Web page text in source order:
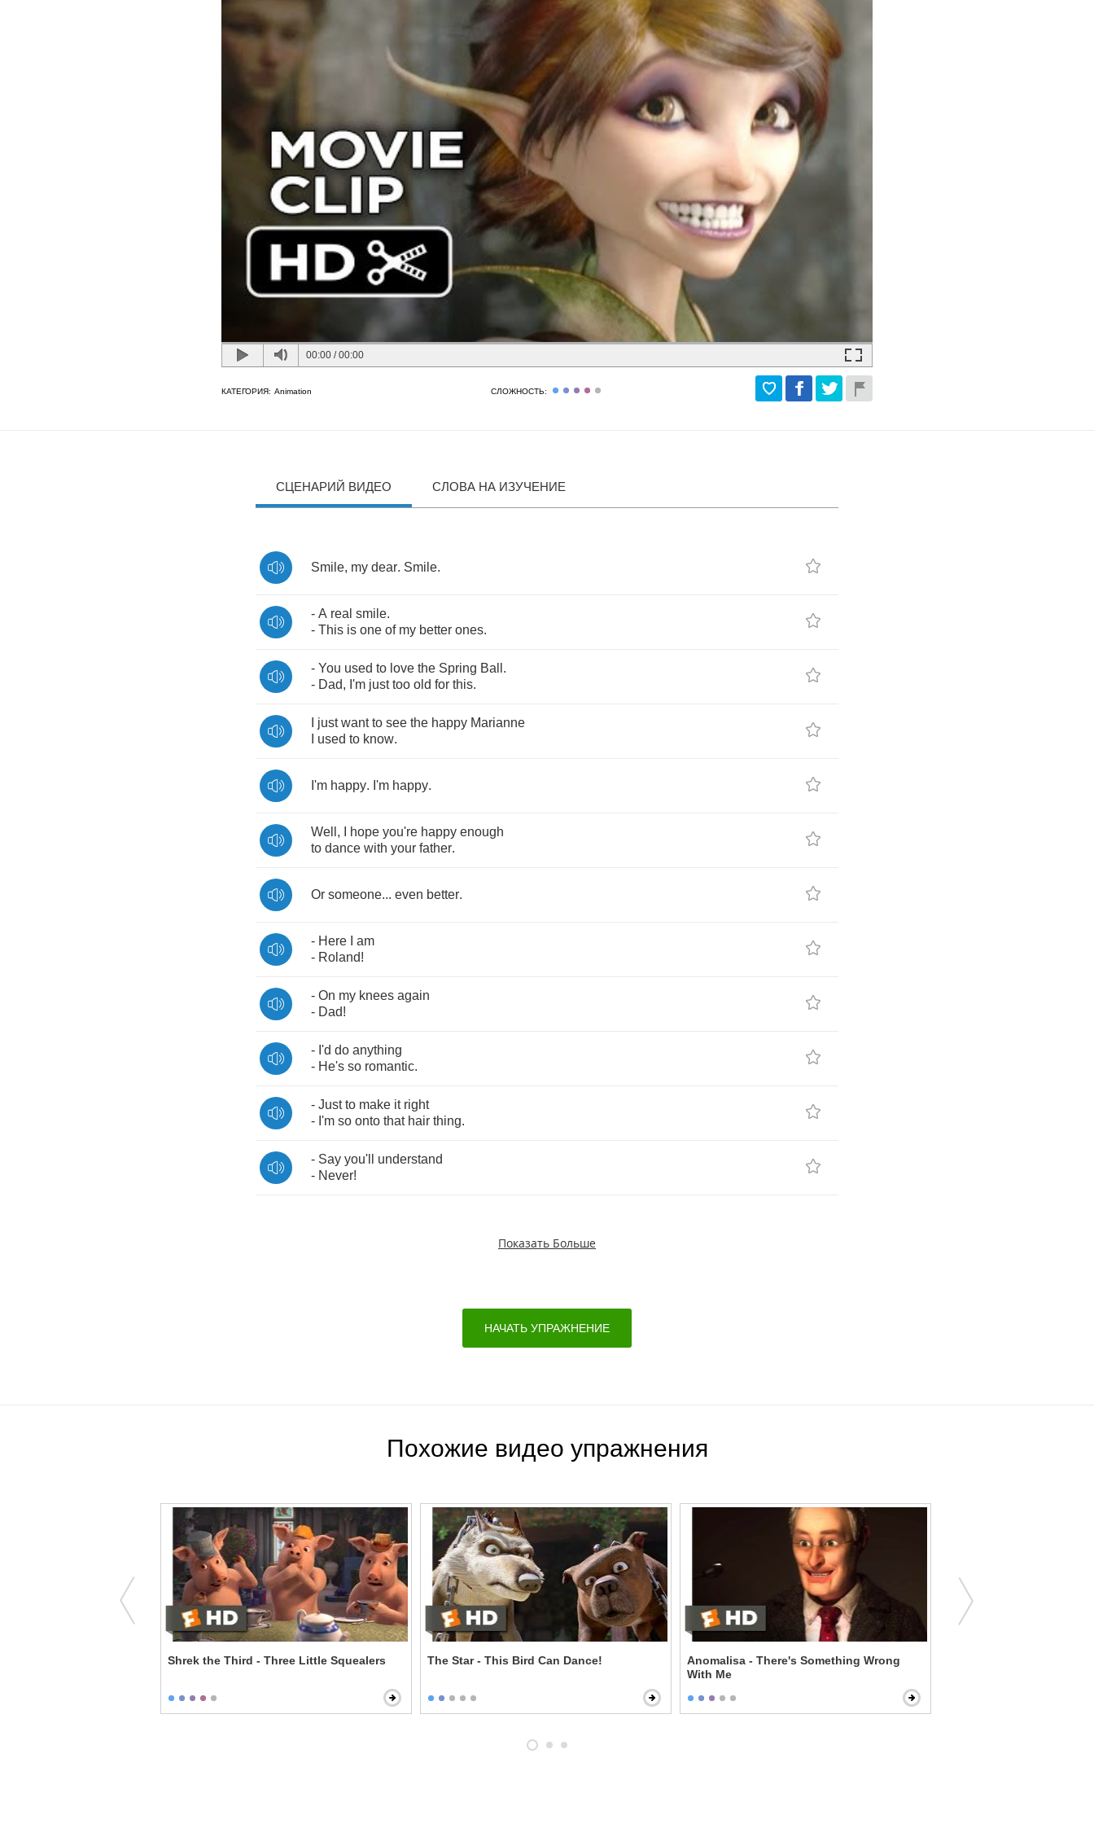
00:00 /00:00
КАТЕГОРИЯ: Animation СЛОЖНОСТЬ:
СЦЕНАРИЙ ВИДЕО СЛОВА НА ИЗУЧЕНИЕ
Smile, my dear. Smile.
- A real smile.
- This is one of my better ones.
- You used to love the Spring Ball .
- Dad, I'm just too old for this.
just want to see the happy Marianne
used to know.
I'm happy. I'm happy.
Well , hope you're happy enough
to dance with your father.
Or someone... even better.
- Here
am
- Roland!
- On my knees again
- Dad!
- I'd do anything
- He's so romantic.
- Just to make it right
- I'm so onto that hair thing.
- Say you'll
understand
- Never!
Показать Больше
НАЧАТЬ УПРАЖНЕНИЕ
Похожие видео упражнения
Shrek the Third - Three Little Squealers The Star - This Bird Can Dance!
Anomalisa - There's Something Wrong
With Me